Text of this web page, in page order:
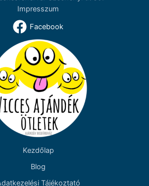
Impresszum
Facebook
Kezdőlap
Blog
Tájékoztató